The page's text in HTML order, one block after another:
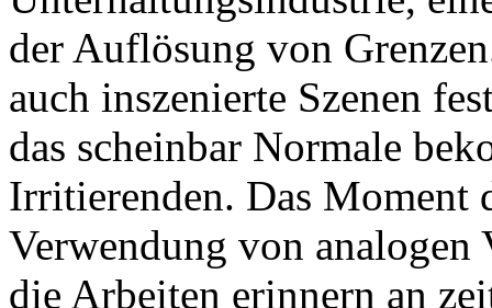
der Auflösung von
auch inszenierte Szenen
das scheinbar Normale
Irritierenden. Das Moment
Verwendung von analogen
die Arbeiten erinnern an